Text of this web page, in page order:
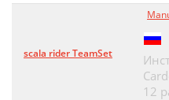
scala rider TeamSet
12